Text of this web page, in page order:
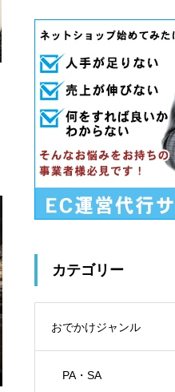
カテゴリー
おでかけジャンル
PA・SA